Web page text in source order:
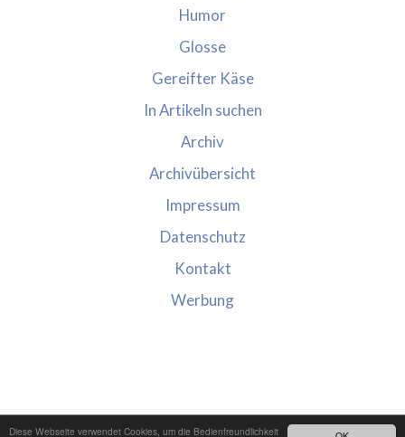
Diese Webseite verwendet Cookies, um die Bedienfreundlichkeit
Humor
Glosse
Gereifter Käse
In Artikeln suchen
Archiv
Archivübersicht
Impressum
Datenschutz
Kontakt
Werbung